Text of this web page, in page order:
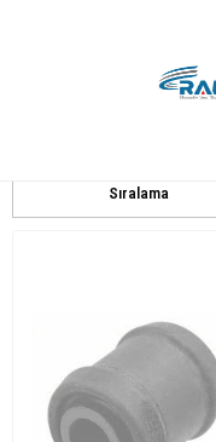
Sıralama